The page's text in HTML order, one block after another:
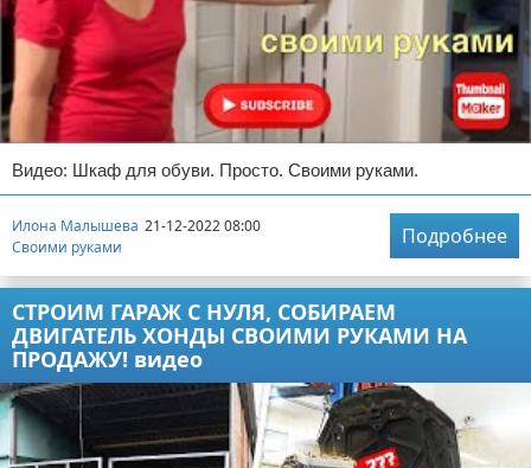
Видео: Шкаф для обуви. Просто. Своими руками.
Илона Малышева 21-12-2022 08:00
Своими руками
Подробнее
СТРОИМ ГАРАЖ С НУЛЯ, СОБИРАЕМ
ДВИГАТЕЛЬ ХОНДЫ СВОИМИ РУКАМИ НА
ПРОДАЖУ! видео